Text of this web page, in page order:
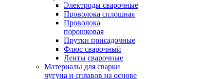
Электроды сварочные
Проволока сплошная
Проволока
порошковая
Прутки присадочные
Флюс сварочный
Ленты сварочные
Материалы для сварки
чугуна и сплавов на основе